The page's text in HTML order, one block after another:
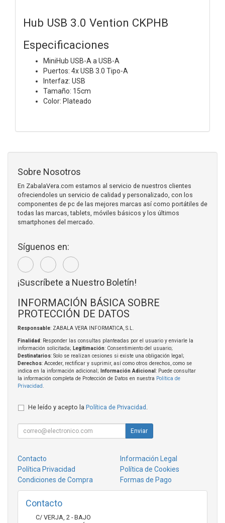
Hub USB 3.0 Vention CKPHB
Especificaciones
MiniHub USB-A a USB-A
Puertos: 4x USB 3.0 Tipo-A
Interfaz: USB
Tamaño: 15cm
Color: Plateado
Sobre Nosotros
En ZabalaVera.com estamos al servicio de nuestros clientes
ofreciendoles un servicio de calidad y personalizado, con los
componentes de pc de las mejores marcas así como portátiles de
todas las marcas, tablets, móviles básicos y los últimos
smartphones del mercado.
Síguenos en:
¡Suscríbete a Nuestro Boletín!
INFORMACIÓN BÁSICA SOBRE
PROTECCIÓN DE DATOS
Responsable: ZABALA VERA INFORMATICA, S.L.
Finalidad: Responder las consultas planteadas por el usuario y enviarle la
información solicitada; Legitimación: Consentimiento del usuario;
Destinatarios: Solo se realizan cesiones si existe una obligación legal;
Derechos: Acceder, rectificar y suprimir, así como otros derechos, como se
indica en la información adicional;
Información Adicional : Puede consultar
la información completa de Protección de Datos en nuestra Política de
Privacidad
He leído y acepto la Política de Privacidad
Enviar
Contacto
Información Legal
Política Privacidad
Política de Cookies
Condiciones de Compra
Formas de Pago
Contacto
C/ VERJA, 2 - BAJO